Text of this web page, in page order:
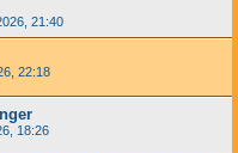
21:40
22:18
18:26